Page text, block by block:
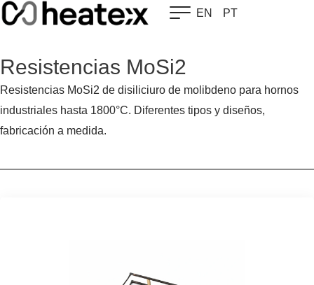
Skip
to
EN PT
Resistencias MoSi2
Resistencias MoSi2 de disiliciuro de molibdeno para hornos
industriales hasta 1800°C. Diferentes tipos y diseños,
fabricación a medida.